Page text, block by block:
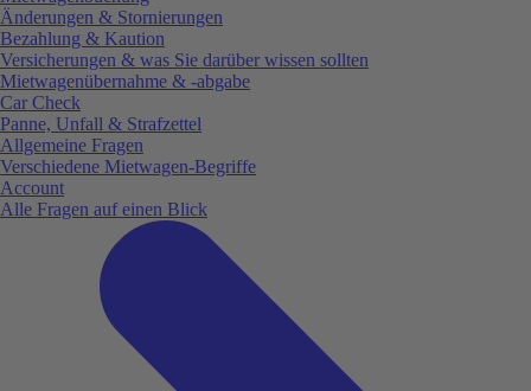
Änderungen & Stornierungen
Bezahlung & Kaution
Versicherungen & was Sie darüber wissen sollten
Mietwagenübernahme & -abgabe
Car Check
Panne, Unfall & Strafzettel
Allgemeine Fragen
Verschiedene Mietwagen-Begriffe
Account
Alle Fragen auf einen Blick